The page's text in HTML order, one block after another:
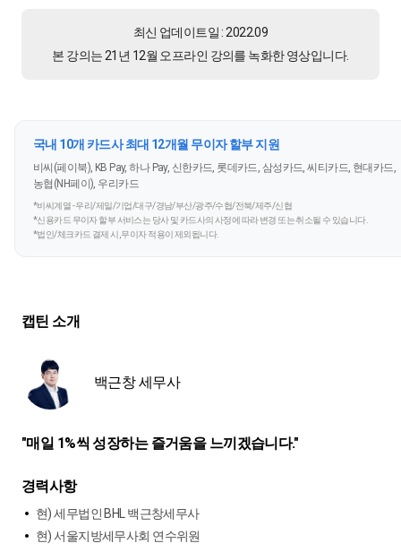
최신 업데이트일 : 2022.09
본 강의는 21년 12월 오프라인 강의를 녹화한 영상입니다.
국내 10개 카드사 최대 12개월 무이자 할부 지원
비씨(페이북), KB Pay, 하나 Pay, 신한카드, 롯데카드, 삼성카드, 씨티카드, 현대카드,
농협(NH페이), 우리카드
*비씨계열 - 우리/제일/기업/대구/경남/부산/광주/수협/전북/제주/신협
*신용카드 무이자 할부 서비스는 당사 및 카드사의 사정에 따라 변경 또는 취소될 수 있습니다.
*법인/체크카드 결제 시, 무이자 적용이 제외됩니다.
캡틴 소개
백근창 세무사
"매일 1%씩 성장하는 즐거움을 느끼겠습니다."
경력사항
현) 세무법인 BHL 백근창세무사
현) 서울지방세무사회 연수위원